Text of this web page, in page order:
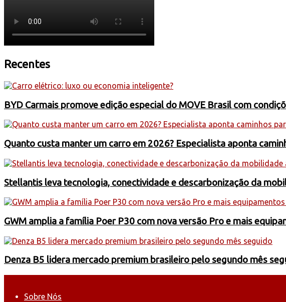
Recentes
BYD Carmais promove edição especial do MOVE Brasil com
Quanto custa manter um carro em 2026? Especialista aponta
Stellantis leva tecnologia, conectividade e descarbonização da
GWM amplia a família Poer P30 com nova versão Pro e mais
Denza B5 lidera mercado premium brasileiro pelo segundo mês
Sobre Nós